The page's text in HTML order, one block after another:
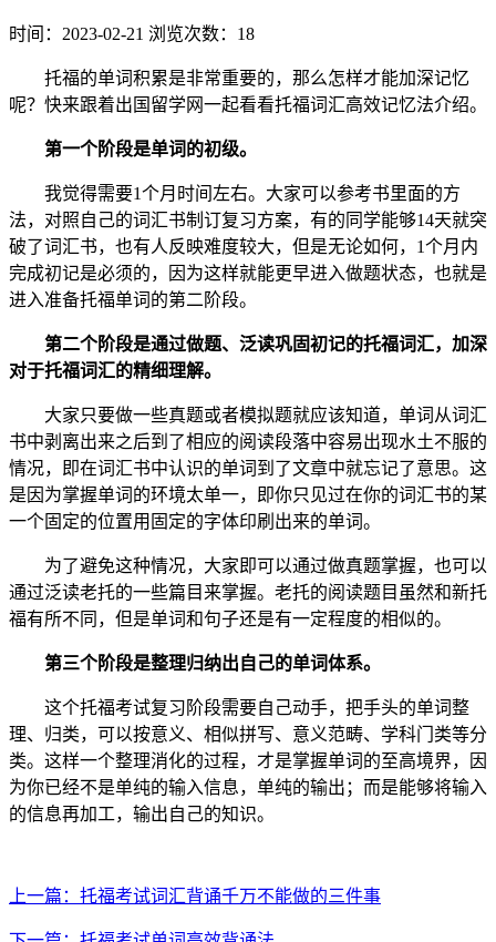
时间：2023-02-21 浏览次数：18
托福的单词积累是非常重要的，那么怎样才能加深记忆
呢？快来跟着出国留学网一起看看托福词汇高效记忆法介绍。
第一个阶段是单词的初级。
我觉得需要1个月时间左右。大家可以参考书里面的方
法，对照自己的词汇书制订复习方案，有的同学能够14天就突
破了词汇书，也有人反映难度较大，但是无论如何，1个月内
完成初记是必须的，因为这样就能更早进入做题状态，也就是
进入准备托福单词的第二阶段。
第二个阶段是通过做题、泛读巩固初记的托福词汇，加深
对于托福词汇的精细理解。
大家只要做一些真题或者模拟题就应该知道，单词从词汇
书中剥离出来之后到了相应的阅读段落中容易出现水土不服的
情况，即在词汇书中认识的单词到了文章中就忘记了意思。这
是因为掌握单词的环境太单一，即你只见过在你的词汇书的某
一个固定的位置用固定的字体印刷出来的单词。
为了避免这种情况，大家即可以通过做真题掌握，也可以
通过泛读老托的一些篇目来掌握。老托的阅读题目虽然和新托
福有所不同，但是单词和句子还是有一定程度的相似的。
第三个阶段是整理归纳出自己的单词体系。
这个托福考试复习阶段需要自己动手，把手头的单词整
理、归类，可以按意义、相似拼写、意义范畴、学科门类等分
类。这样一个整理消化的过程，才是掌握单词的至高境界，因
为你已经不是单纯的输入信息，单纯的输出；而是能够将输入
的信息再加工，输出自己的知识。
上一篇：托福考试词汇背诵千万不能做的三件事